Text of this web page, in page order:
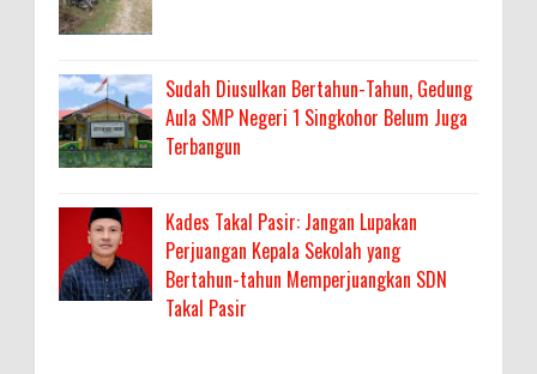
Sudah Diusulkan Bertahun-Tahun, Gedung
Aula SMP Negeri 1 Singkohor Belum Juga
Terbangun
Kades Takal Pasir: Jangan Lupakan
Perjuangan Kepala Sekolah yang
Bertahun-tahun Memperjuangkan SDN
Takal Pasir